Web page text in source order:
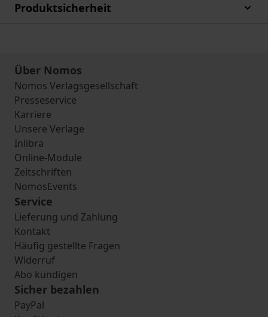
Produktsicherheit
Über Nomos
Nomos Verlagsgesellschaft
Presseservice
Karriere
Unsere Verlage
Inlibra
Online-Module
Zeitschriften
NomosEvents
Service
Lieferung und Zahlung
Kontakt
Häufig gestellte Fragen
Widerruf
Abo kündigen
Sicher bezahlen
PayPal